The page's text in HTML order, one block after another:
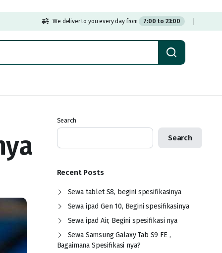
We deliver to you every day from 7:00 to 23:00
Search
Search
Recent Posts
Sewa tablet S8, begini spesifikasinya
Sewa ipad Gen 10, Begini spesifikasinya
Sewa ipad Air, Begini spesifikasi nya
Sewa Samsung Galaxy Tab S9 FE ,
Bagaimana Spesifikasi nya?